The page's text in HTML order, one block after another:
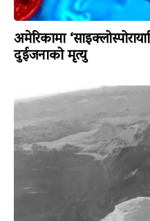
अमेरिकामा
दुईजनाको मृत्यु